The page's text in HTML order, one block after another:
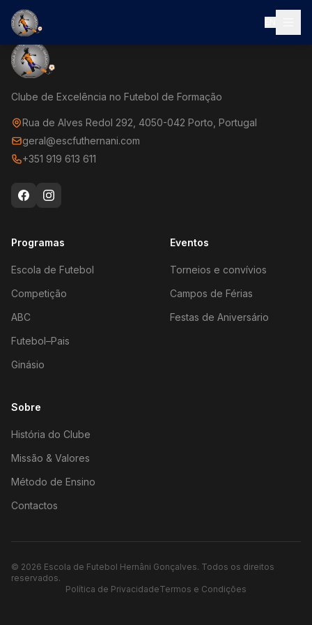
Clube de Excelência no Futebol de Formação
Rua de Alves Redol 292, 4050-042 Porto, Portugal
geral@escfuthernani.com
+351 919 613 611
Programas
Escola de Futebol
Competição
ABC
Futebol–Pais
Ginásio
Eventos
Torneios e convívios
Campos de Férias
Festas de Aniversário
Sobre
História do Clube
Missão & Valores
Método de Ensino
Contactos
© 2026 Escola de Futebol Hernâni Gonçalves. Todos os direitos
reservados.
Política de PrivacidadeTermos e Condições